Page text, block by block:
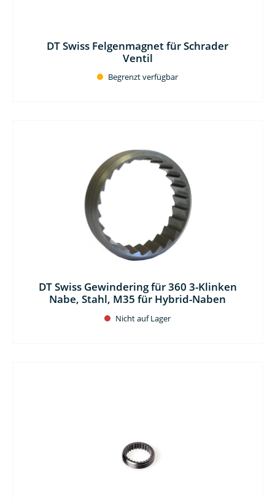
DT Swiss Felgenmagnet für Schrader
Ventil
Begrenzt verfügbar
DT Swiss Gewindering für 360 3-Klinken
Nabe, Stahl, M35 für Hybrid-Naben
Nicht auf Lager